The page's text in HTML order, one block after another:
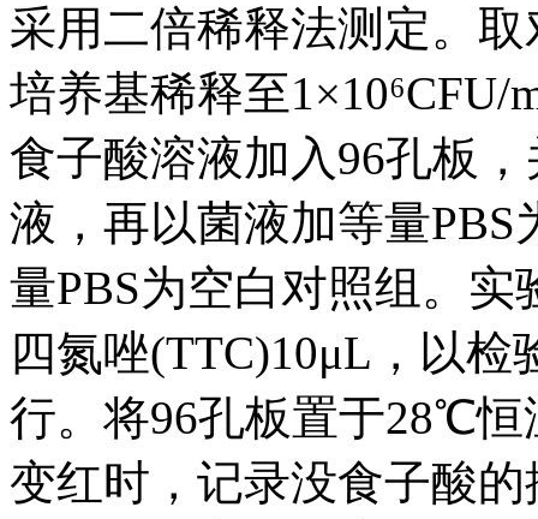
采用二倍稀释法测定。
培养基稀释至
食子酸溶液加入96孔板
液，再以菌液加等量
量PBS为空白对照组。
四氮唑(TTC)10μL，以
行。将96孔板置于28℃
变红时，记录没食子酸